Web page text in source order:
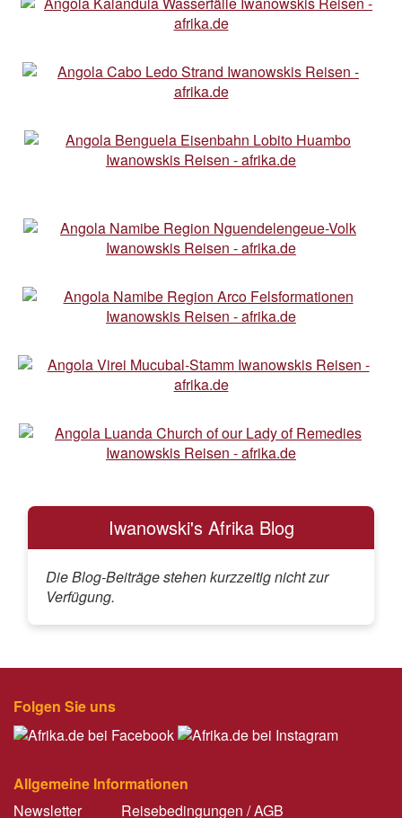
Iwanowski's Afrika Blog
Die Blog-Beiträge stehen kurzzeitig nicht zur
Verfügung.
Folgen Sie uns
Allgemeine Informationen
Newsletter
Reisebedingungen / AGB